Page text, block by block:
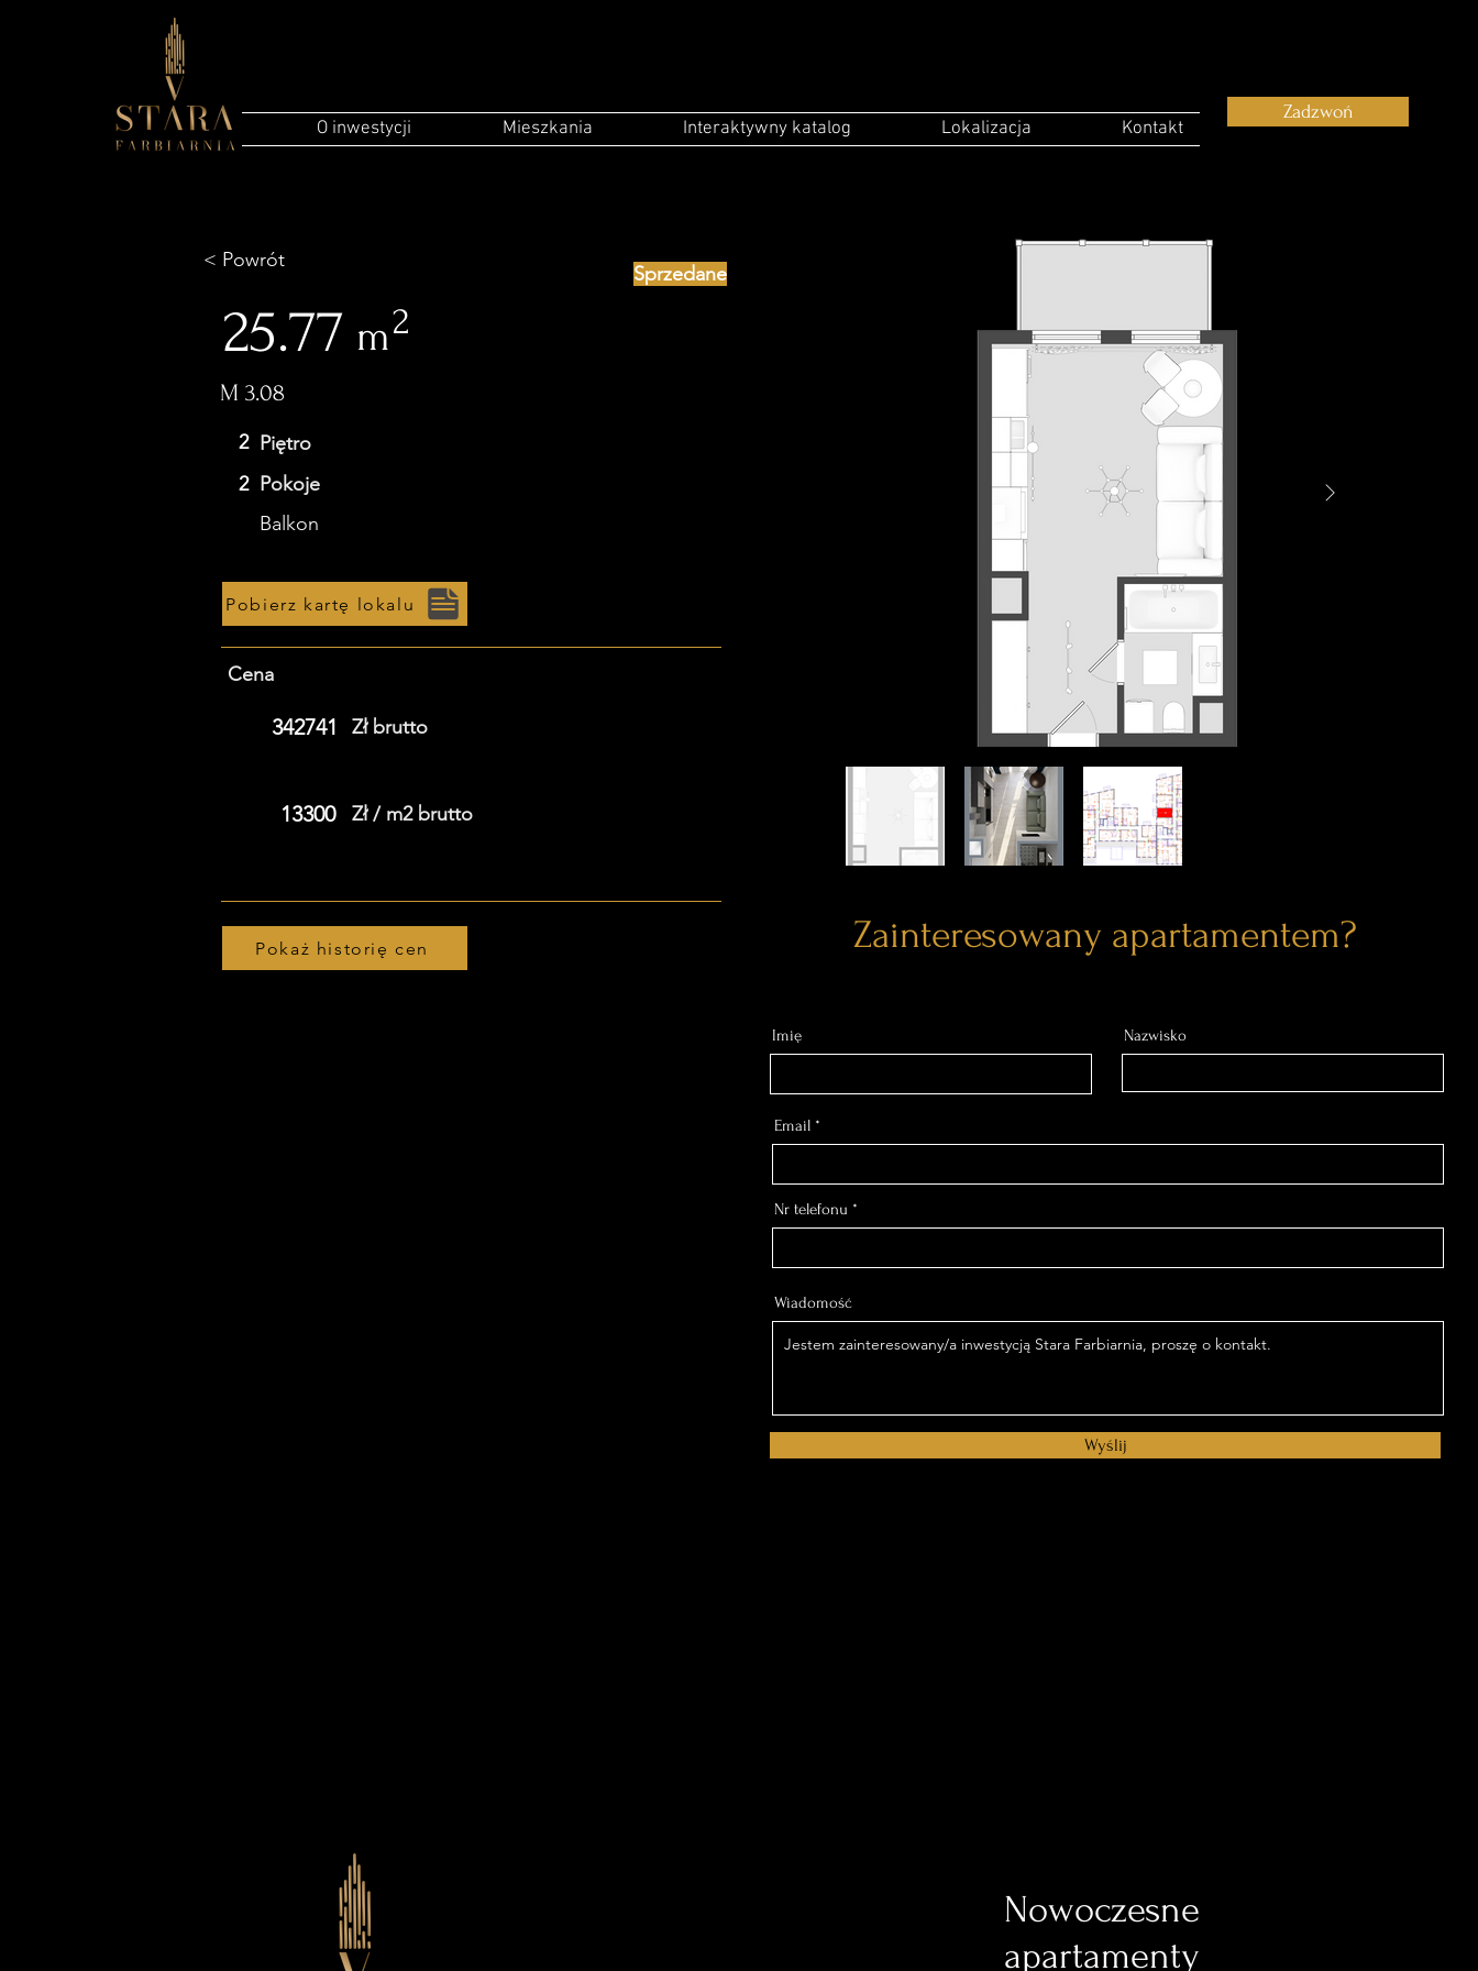
O inwestycji Mieszkania Interaktywny katalog Lokalizacja Kontakt
Zadzwoń
< Powrót
25.77 m2
Sprzedane
M 3.08
2 Piętro
2 Pokoje
Balkon
Pobierz kartę lokalu
Cena
342741 Zł brutto
13300 Zł / m2 brutto
Pokaż historię cen Zainteresowany apartamentem?
Imię Nazwisko
Email
Nr telefonu
Wiadomość
Wyślij
Nowoczesne
apartamenty